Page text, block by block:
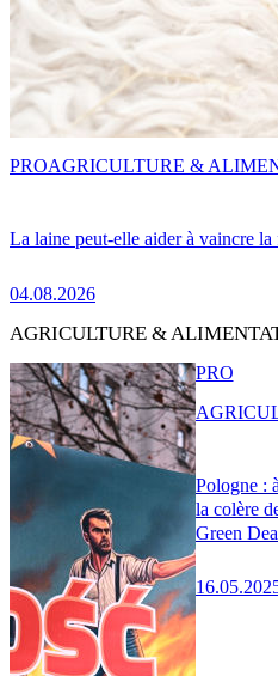
La laine peut-elle aider à vaincre la
04.08.2026
PROAGRICULTURE &
AGRICULTURE &
Pologne :
la colère
Green
PRO